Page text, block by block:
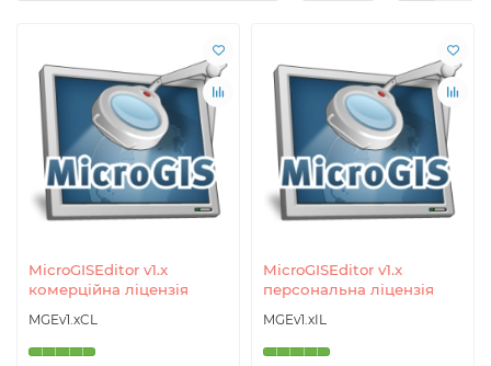
MicroGISEditor v1.x
комерційна ліцензія
MGEv1.xCL
MicroGISEditor v1.x
персональна ліцензія
MGEv1.xIL